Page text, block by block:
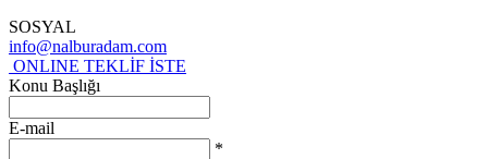
SOSYAL
info@nalburadam.com
ONLINE TEKLİF İSTE
Konu Başlığı
E-mail
*